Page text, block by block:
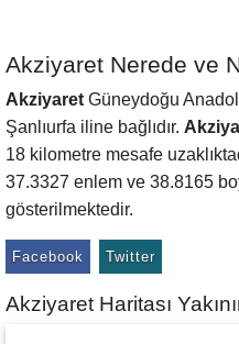
Akziyaret Nerede ve
Akziyaret Güneydoğu
Şanlıurfa iline bağlıdır.
18 kilometre mesafe
37.3327 enlem ve 38.8165
gösterilmektedir.
Facebook Twitter
Akziyaret Haritası